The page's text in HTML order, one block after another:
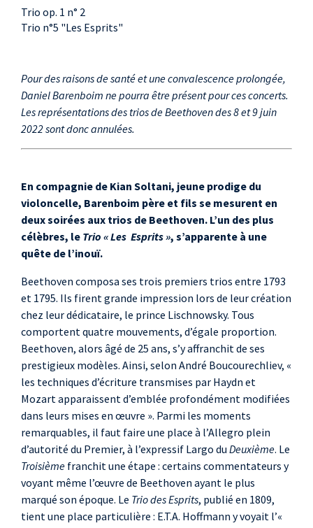
Trio op. 1 n° 2
Trio n°5 "Les Esprits"
Pour des raisons de santé et une convalescence prolongée,
Daniel Barenboim ne pourra être présent pour ces concerts.
Les représentations des trios de Beethoven des 8 et 9 juin
2022 sont donc annulées.
En compagnie de Kian Soltani, jeune prodige du
violoncelle, Barenboim père et fils se mesurent en
deux soirées aux trios de Beethoven. L’un des plus
célèbres, le Trio « Les Esprits », s’apparente à une
quête de l’inouï.
Beethoven composa ses trois premiers trios entre 1793
et 1795. Ils firent grande impression lors de leur création
chez leur dédicataire, le prince Lischnowsky. Tous
comportent quatre mouvements, d’égale proportion.
Beethoven, alors âgé de 25 ans, s’y affranchit de ses
prestigieux modèles. Ainsi, selon André Boucourechliev, «
les techniques d’écriture transmises par Haydn et
Mozart apparaissent d’emblée profondément modifiées
dans leurs mises en œuvre ». Parmi les moments
remarquables, il faut faire une place à l’Allegro plein
d’autorité du Premier, à l’expressif Largo du Deuxième. Le
Troisième franchit une étape : certains commentateurs y
voyant même l’œuvre de Beethoven ayant le plus
marqué son époque. Le Trio des Esprits, publié en 1809,
tient une place particulière : E.T.A. Hoffmann y voyait l’«